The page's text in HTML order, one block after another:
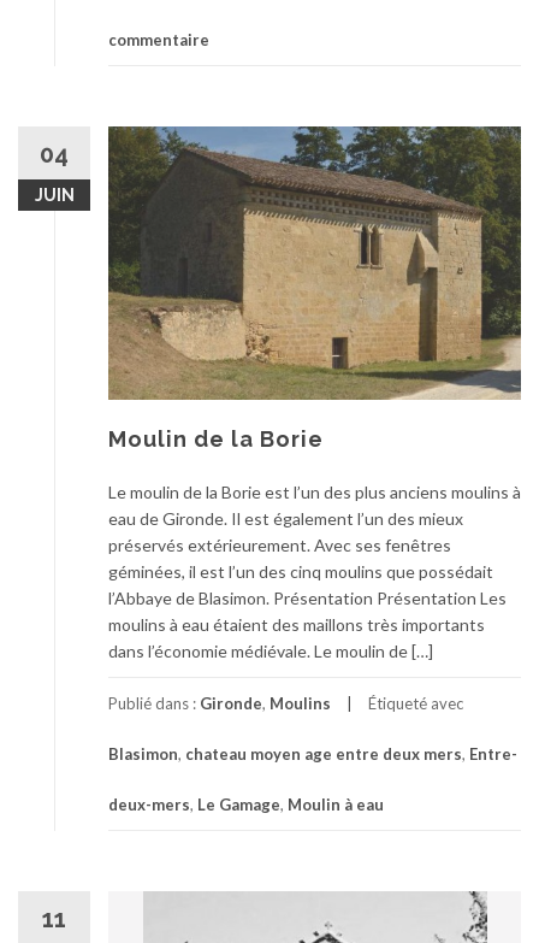
commentaire
04
JUIN
Moulin de la Borie
Le moulin de la Borie est l’un des plus anciens moulins à
eau de Gironde. Il est également l’un des mieux
préservés extérieurement. Avec ses fenêtres
géminées, il est l’un des cinq moulins que possédait
l’Abbaye de Blasimon. Présentation Présentation Les
moulins à eau étaient des maillons très importants
dans l’économie médiévale. Le moulin de […]
Publié dans : Gironde, Moulins Étiqueté avec
Blasimon, chateau moyen age entre deux mers, Entre-
deux-mers, Le Gamage, Moulin à eau
11